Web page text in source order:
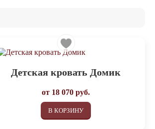
Детская кровать Домик
от 18 070 руб.
В КОРЗИНУ